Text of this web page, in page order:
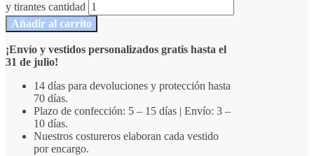
y tirantes cantidad
Añadir al carrito
¡Envío y vestidos personalizados gratis hasta el
31 de julio!
14 días para devoluciones y protección hasta
70 días.
Plazo de confección: 5 – 15 días | Envío: 3 –
10 días.
Nuestros costureros elaboran cada vestido
por encargo.